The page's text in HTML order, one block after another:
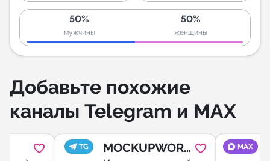
50%
мужчины
50%
женщины
Добавьте похожие
каналы Telegram и MAX
TG
MOCKUPWORL
MAX